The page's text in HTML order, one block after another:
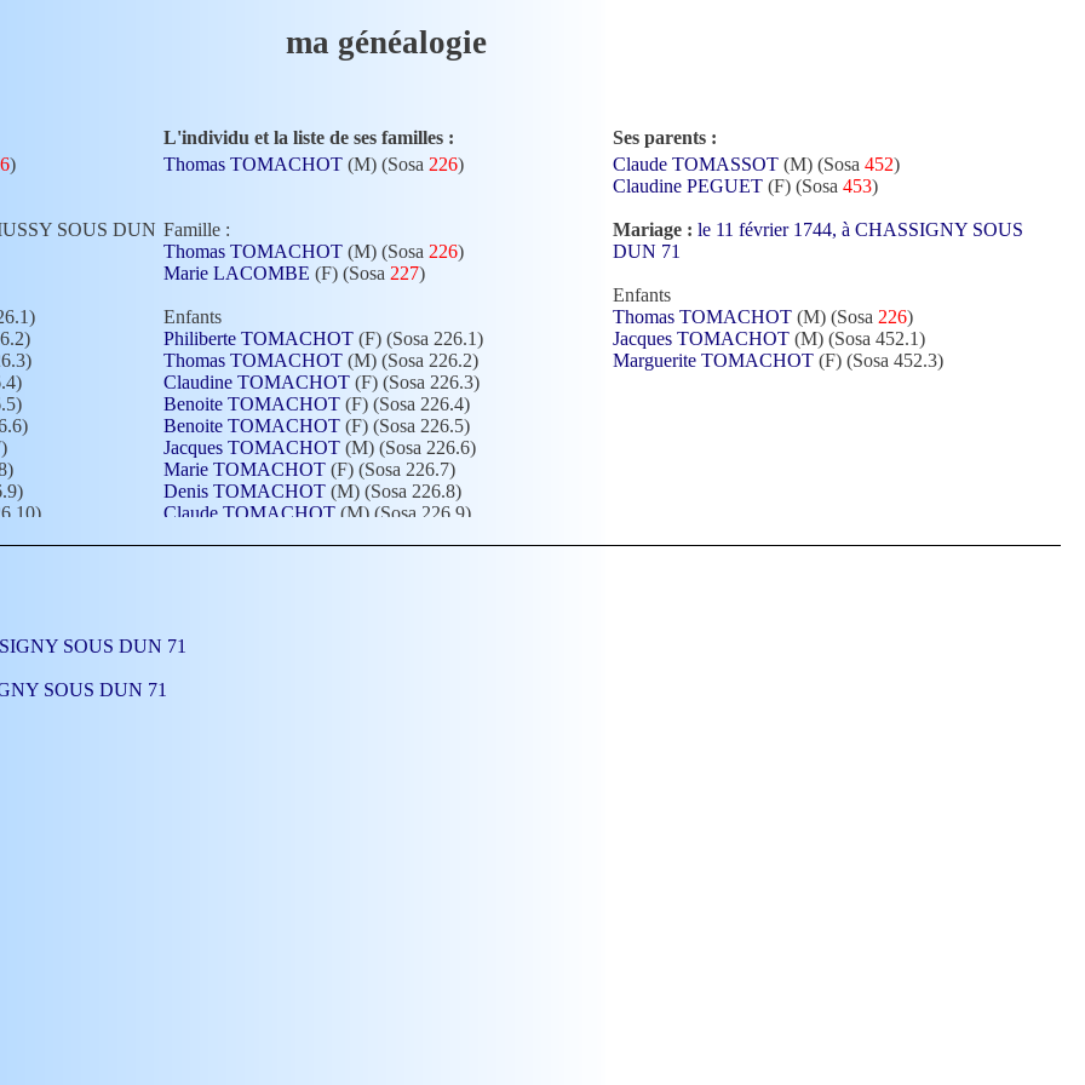
ma généalogie
L'individu et la liste de ses familles :
Ses parents :
)
SOUS DUN
Thomas TOMACHOT (M) (Sosa 226)
Famille :
Thomas TOMACHOT (M) (Sosa 226)
Marie LACOMBE (F) (Sosa 227)
Enfants
Philiberte TOMACHOT (F) (Sosa 226.1)
Thomas TOMACHOT (M) (Sosa 226.2)
Claudine TOMACHOT (F) (Sosa 226.3)
Benoite TOMACHOT (F) (Sosa 226.4)
Benoite TOMACHOT (F) (Sosa 226.5)
Jacques TOMACHOT (M) (Sosa 226.6)
Marie TOMACHOT (F) (Sosa 226.7)
Denis TOMACHOT (M) (Sosa 226.8)
Claude TOMACHOT (M) (Sosa 226.9)
Claude TOMASSOT (M) (Sosa 452)
Claudine PEGUET (F) (Sosa 453)
Mariage : le 11 février 1744, à CHASSIGNY SOUS
DUN 71
Enfants
Thomas TOMACHOT (M) (Sosa 226)
Jacques TOMACHOT (M) (Sosa 452.1)
Marguerite TOMACHOT (F) (Sosa 452.3)
SOUS DUN 71
SOUS DUN 71